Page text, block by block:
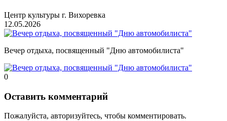
Центр культуры г. Вихоревка
12.05.2026
Вечер отдыха, посвященный "Дню автомобилиста"
0
Оставить комментарий
Пожалуйста, авторизуйтесь, чтобы комментировать.